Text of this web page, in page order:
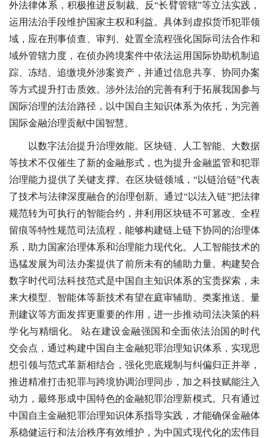
外法律体系，积极推进反制裁、反“长臂管辖”等立法实践，
运用法治手段维护国家主权和利益。具体到虚拟货币犯罪领
域，应在刑事侦查、审判、处置全流程强化国际司法合作和
域外管辖力度，在侦办跨境案件中依法运用国际协助机制追
踪、冻结、追缴境外涉案资产，并通过信息共享、协同办案
等方式提升打击质效。涉外法治的完善有利于拓展我国参与
国际治理的法治路径，以中国自主知识体系为依托，为完善
国际金融治理贡献中国智慧。
以数字法治提升治理效能。区块链、人工智能、大数据
等技术不仅催生了新的金融形式，也为提升金融监管和犯罪
治理能力提供了关键支撑。在区块链领域，“以链治链”代表
了技术与法律深度融合的治理创新。通过“以法入链”把法律
规范转为可执行的智能合约，并利用区块链不可篡改、全程
留痕等特性规范司法流程，能够构建链上链下协同的治理体
系，助力国家治理体系和治理能力现代化。人工智能技术的
迅猛发展为司法办案提供了前所未有的辅助力量。构建契合
数字时代司法科技范式是中国自主知识体系的宝贵探索，未
来大模型、智能体等新技术有望在庭审辅助、类案推送、量
刑建议等方面发挥更重要的作用，进一步推动司法决策的科
学化与精细化。 站在建设金融强国和全面依法治国的时代
交会点，通过构建中国自主金融犯罪治理知识体系，实现思
想引领与范式革新相结合，强化兜底规制与纠偏归正并举，
推进精准打击犯罪与跨境协调治理同步，加之科技赋能注入
动力，最终形成中国特色的金融犯罪治理新模式。只有通过
中国自主金融犯罪治理知识体系指导实践，才能确保金融体
系稳健运行和法治秩序有效维护，为中国式现代化的宏伟目